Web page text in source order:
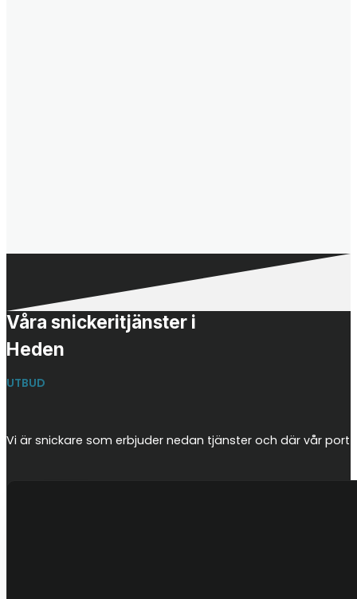
Våra snickeritjänster i
Heden
UTBUD
Vi är snickare som erbjuder nedan tjänster och där vår